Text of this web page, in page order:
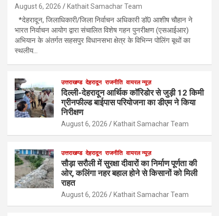
August 6, 2026 Kathait Samachar Team
*देहरादून, जिलाधिकारी/जिला निर्वाचन अधिकारी डॉ0 आशीष चौहान ने
भारत निर्वाचन आयोग द्वारा संचालित विशेष गहन पुनरीक्षण (एसआईआर)
अभियान के अंतर्गत सहसपुर विधानसभा क्षेत्र के विभिन्न पोलिंग बूथों का
स्थलीय…
उत्तराखण्ड देहरादून राजनीति वायरल न्यूज़
दिल्ली-देहरादून आर्थिक कॉरिडोर से जुड़ी 12 किमी
ग्रीनफील्ड बाईपास परियोजना का डीएम ने किया
निरीक्षण
August 6, 2026 Kathait Samachar Team
उत्तराखण्ड देहरादून राजनीति वायरल न्यूज़
सौड़ा सरौली में सुरक्षा दीवारों का निर्माण पूर्णता की
ओर, कलिंगा नहर बहाल होने से किसानों को मिली
राहत
August 6, 2026 Kathait Samachar Team